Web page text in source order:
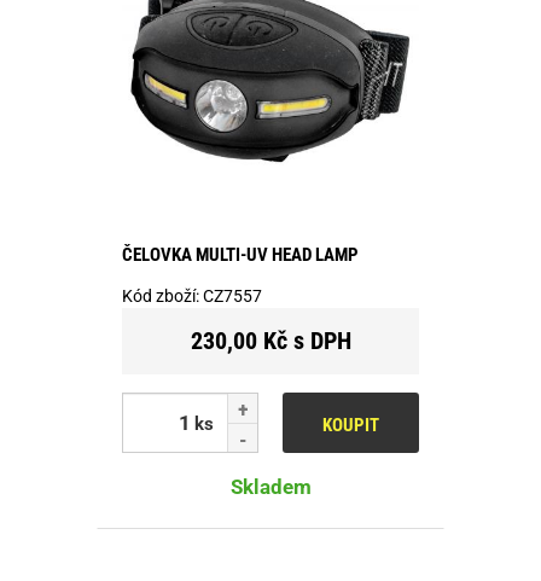
ČELOVKA MULTI-UV HEAD LAMP
Kód zboží:CZ7557
230,00 Kč s DPH
ks KOUPIT
Skladem